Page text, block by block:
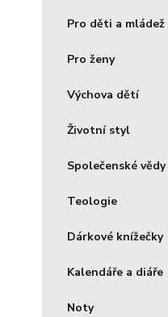
Pro děti a mládež
Pro ženy
Výchova dětí
Životní styl
Společenské vědy
Teologie
Dárkové knížečky
Kalendáře a diáře
Noty